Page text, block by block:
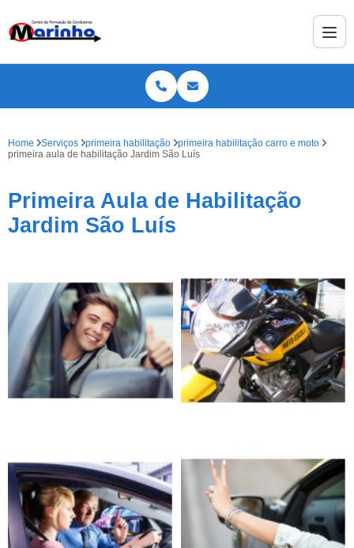
Home Serviços primeira habilitação
primeira habilitação carro e moto
primeira aula de habilitação Jardim São Luís
Primeira Aula de Habilitação
Jardim São Luís